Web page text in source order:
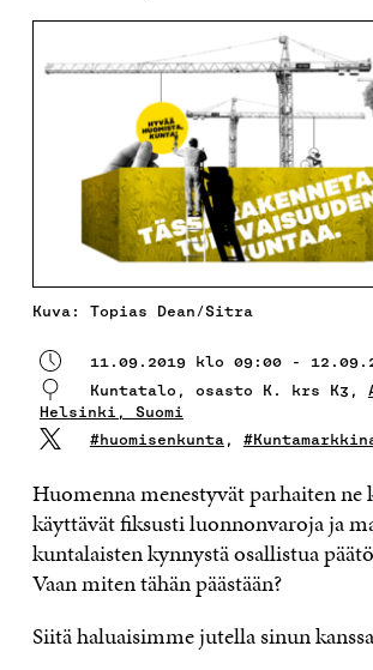
Kuva: Topias Dean/Sitra
11.09.2019 klo 09:00 -
Kuntatalo, osasto K. krs K3,
Helsinki, Suomi
#huomisenkunta ,
Huomenna menestyvät parhaiten ne
käyttävät fiksusti luonnonvaroja ja
kuntalaisten kynnystä osallistua
Vaan miten tähän päästään?
Siitä haluaisimme jutella sinun